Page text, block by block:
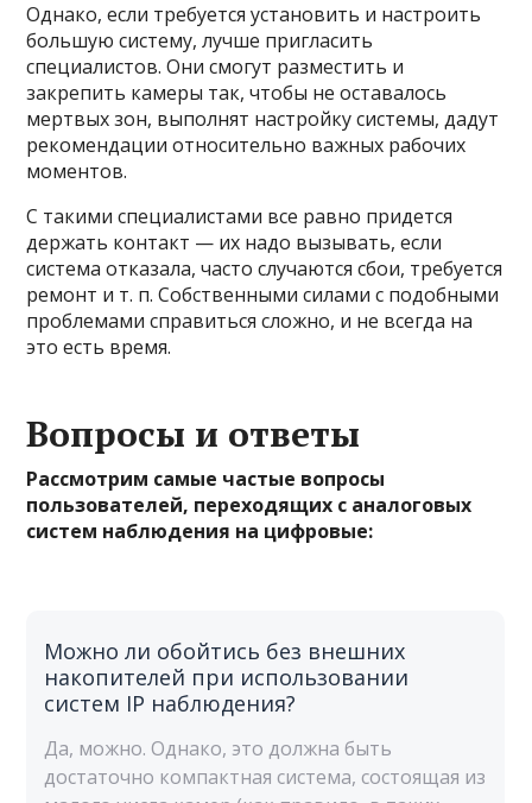
Однако, если требуется установить и настроить
большую систему, лучше пригласить
специалистов. Они смогут разместить и
закрепить камеры так, чтобы не оставалось
мертвых зон, выполнят настройку системы, дадут
рекомендации относительно важных рабочих
моментов.
С такими специалистами все равно придется
держать контакт — их надо вызывать, если
система отказала, часто случаются сбои, требуется
ремонт и т. п. Собственными силами с подобными
проблемами справиться сложно, и не всегда на
это есть время.
Вопросы и ответы
Рассмотрим самые частые вопросы
пользователей, переходящих с аналоговых
систем наблюдения на цифровые:
Можно ли обойтись без внешних
накопителей при использовании
систем IP наблюдения?
Да, можно. Однако, это должна быть
достаточно компактная система, состоящая из